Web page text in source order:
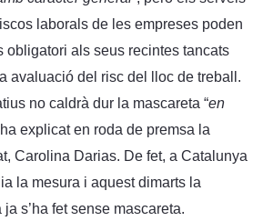
laborals de les empreses poden
obligatori als seus recintes tancats
avaluació del risc del lloc de treball.
no caldrà dur la mascareta “en
explicat en roda de premsa la
Carolina Darias. De fet, a Catalunya
la mesura i aquest dimarts la
ja s’ha fet sense mascareta.